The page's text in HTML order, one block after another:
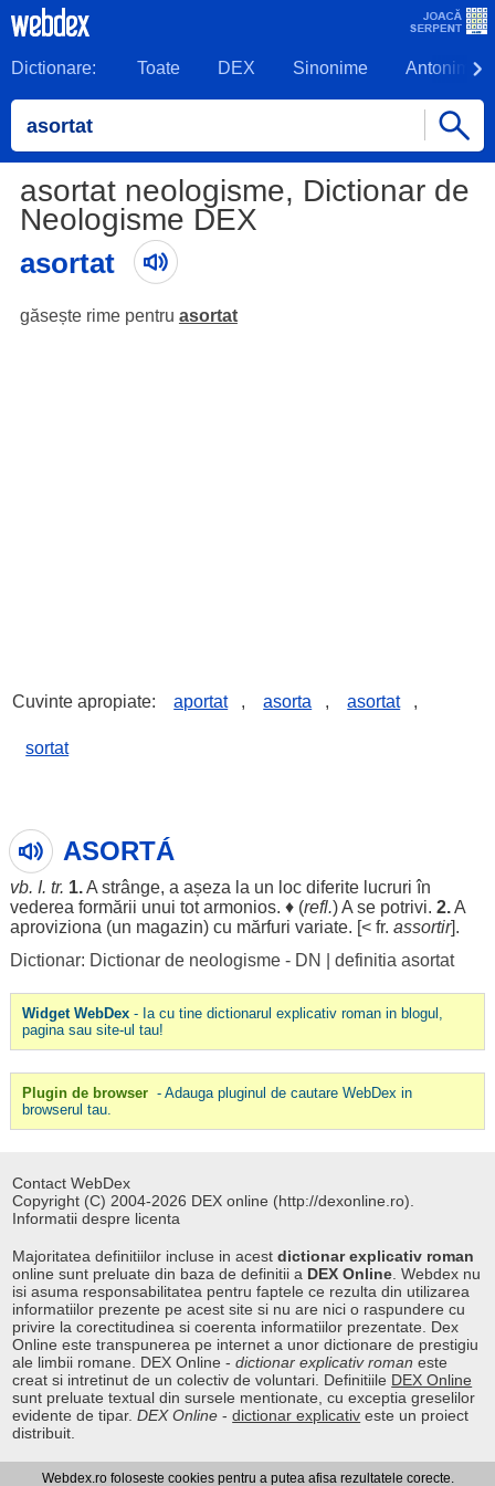
Dictionare: Toate DEX Sinonime Antonime
asortat neologisme, Dictionar de
Neologisme DEX
asortat
găsește rime pentru asortat
Cuvinte apropiate: aportat , asorta , asortat ,
sortat
ASORTÁ
vb. I. tr. 1.A strânge, a așeza la un loc diferitelucruri în
vederea formării unui totarmonios. ♦ (refl.) A se potrivi. 2.A
aproviziona (un magazin) cu mărfuri variate. [< fr. assortir].
Dictionar: Dictionar de neologisme - DN
definitia asortat
Widget WebDex- Ia cu tine dictionarul explicativ roman in blogul,
pagina sau site-ul tau!
Plugin de browser - Adauga pluginul de cautare WebDex in
browserul tau.
Contact WebDex
Copyright (C) 2004-2026 DEX online (http://dexonline.ro).
Informatii despre licenta
Majoritatea definitiilor incluse in acestdictionar explicativ roman
online sunt preluate din baza de definitii a DEX Online . Webdex nu
isi asuma responsabilitatea pentru faptele ce rezulta din utilizarea
informatiilor prezente pe acest site si nu are nici o raspundere cu
privire la corectitudinea si coerenta informatiilor prezentate. Dex
Online este transpunerea pe internet a unor dictionare de prestigiu
ale limbii romane. DEX Online -dictionar explicativ roman este
creat si intretinut de un colectiv de voluntari. Definitiile DEX Online
sunt preluate textual din sursele mentionate, cu exceptia greselilor
evidente de tipar.DEX Online -dictionar explicativ este un proiect
distribuit.
Webdex.ro foloseste cookies pentru a putea afisa rezultatele corecte.